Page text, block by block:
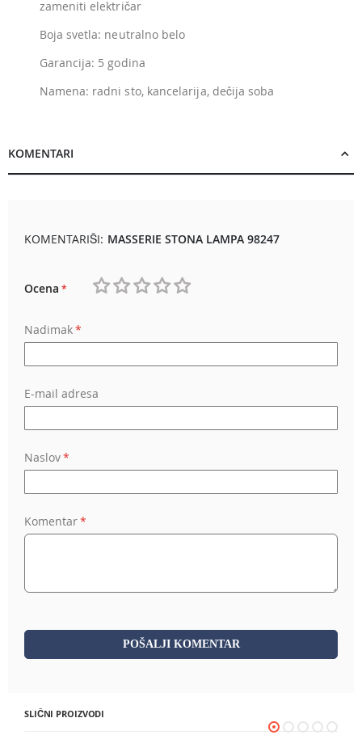
zameniti električar
Boja svetla: neutralno belo
Garancija: 5 godina
Namena: radni sto, kancelarija, dečija soba
KOMENTARI
KOMENTARIŠI: MASSERIE STONA LAMPA 98247
Ocena
Nadimak
E-mail adresa
Naslov
Komentar
POŠALJI KOMENTAR
SLIČNI PROIZVODI